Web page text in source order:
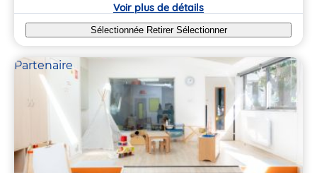
Voir plus de détails
Sélectionnée Retirer Sélectionner
Partenaire